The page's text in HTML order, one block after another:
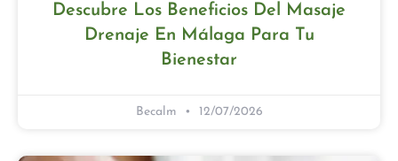
Descubre Los Beneficios Del Masaje
Drenaje En Málaga Para Tu
Bienestar
Becalm 12/07/2026